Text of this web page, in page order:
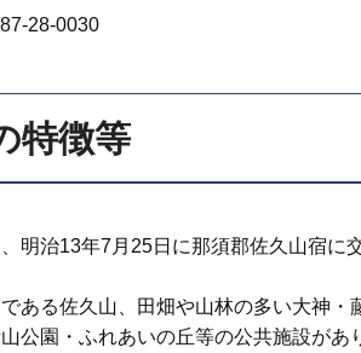
28-0030
特徴等
明治13年7月25日に那須郡佐久山宿に
ある佐久山、田畑や山林の多い大神・
公園・ふれあいの丘等の公共施設が